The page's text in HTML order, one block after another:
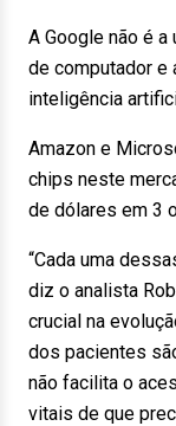
A Google não é
de computador e
inteligência
Amazon e
chips neste
de dólares em 3
“Cada uma
diz o analista
crucial na
dos pacientes
não facilita o
vitais de que